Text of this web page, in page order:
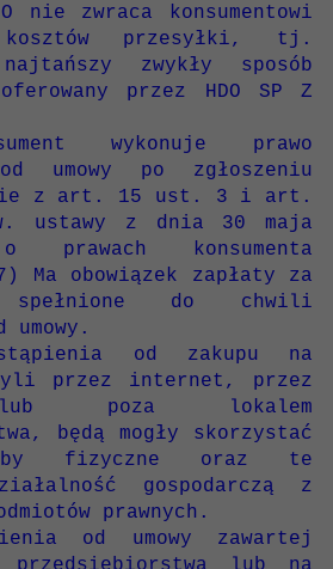
nie zwraca konsumentowi
kosztów przesyłki, tj.
zwykły sposób
przez HDO SP Z
wykonuje prawo
umowy po zgłoszeniu
z art. 15 ust. 3 i art.
ustawy z dnia 30 maja
konsumenta
Ma obowiązek zapłaty za
spełnione do chwili
od zakupu na
przez internet, przez
poza lokalem
będą mogły skorzystać
fizyczne oraz te
gospodarczą z
prawnych.
od umowy zawartej